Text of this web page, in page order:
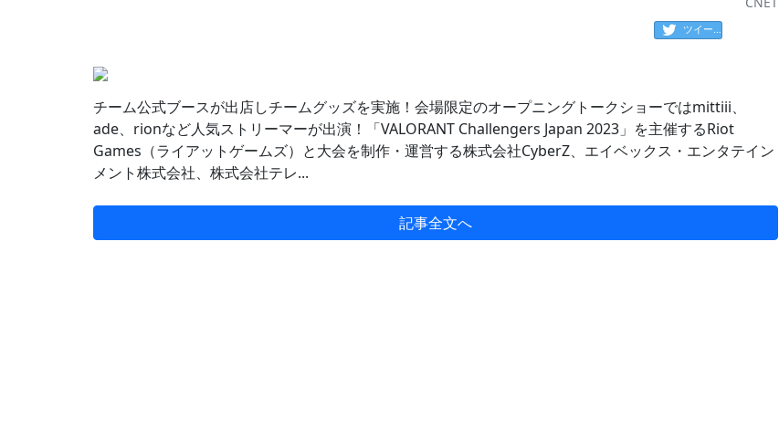
ツイート
チーム公式ブースが出店しチームグッズを実施！会場限定のオープニングトークショーではmittiii、
ade、rionなど人気ストリーマーが出演！「VALORANT Challengers Japan 2023」を主催するRiot
Games（ライアットゲームズ）と大会を制作・運営する株式会社CyberZ、エイベックス・エンタテイン
メント株式会社、株式会社テレ...
記事全文へ